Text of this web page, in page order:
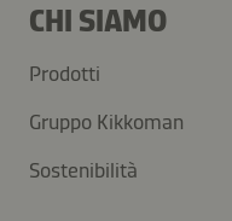
CHI SIAMO
Prodotti
Gruppo Kikkoman
Sostenibilità